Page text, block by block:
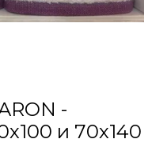
-
и 70х140